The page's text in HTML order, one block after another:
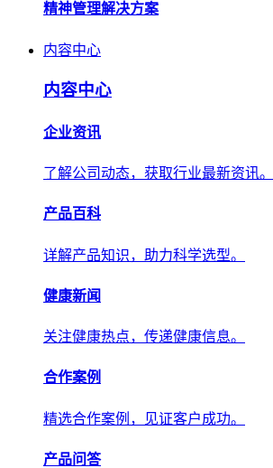
精神管理解决方案
内容中心
内容中心
企业资讯
了解公司动态，获取行业最新资讯。
产品百科
详解产品知识，助力科学选型。
健康新闻
关注健康热点，传递健康信息。
合作案例
精选合作案例，见证客户成功。
产品问答